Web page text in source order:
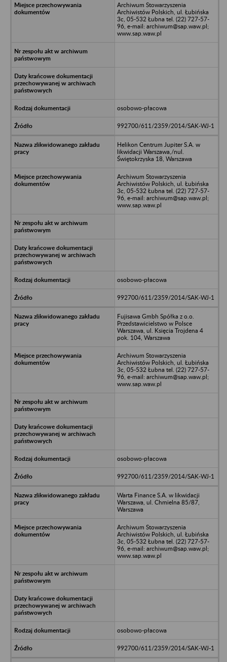
Archiwum Stowarzyszenia
Archiwistów Polskich, ul. Łubińska
3c, 05-532 Łubna tel. (22) 727-57-
96, e-mail: archiwum@sap.waw.pl;
www.sap.waw.pl
osobowo-płacowa
992700/611/2359/2014/SAK-WJ-1
Helikon Centrum Jupiter S.A. w
likwidacji Warszawa,/nul.
Świętokrzyska 18, Warszawa
Archiwum Stowarzyszenia
Archiwistów Polskich, ul. Łubińska
3c, 05-532 Łubna tel. (22) 727-57-
96, e-mail: archiwum@sap.waw.pl;
www.sap.waw.pl
osobowo-płacowa
992700/611/2359/2014/SAK-WJ-1
Fujisawa Gmbh Spółka z o.o.
Przedstawicielstwo w Polsce
Warszawa, ul. Księcia Trojdena 4
pok. 104, Warszawa
Archiwum Stowarzyszenia
Archiwistów Polskich, ul. Łubińska
3c, 05-532 Łubna tel. (22) 727-57-
96, e-mail: archiwum@sap.waw.pl;
www.sap.waw.pl
osobowo-płacowa
992700/611/2359/2014/SAK-WJ-1
Warta Finance S.A. w likwidacji
Warszawa, ul. Chmielna 85/87,
Warszawa
Archiwum Stowarzyszenia
Archiwistów Polskich, ul. Łubińska
3c, 05-532 Łubna tel. (22) 727-57-
96, e-mail: archiwum@sap.waw.pl;
www.sap.waw.pl
osobowo-płacowa
992700/611/2359/2014/SAK-WJ-1